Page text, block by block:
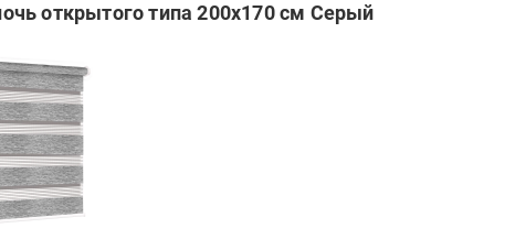
открытого типа 200х170 см Серый